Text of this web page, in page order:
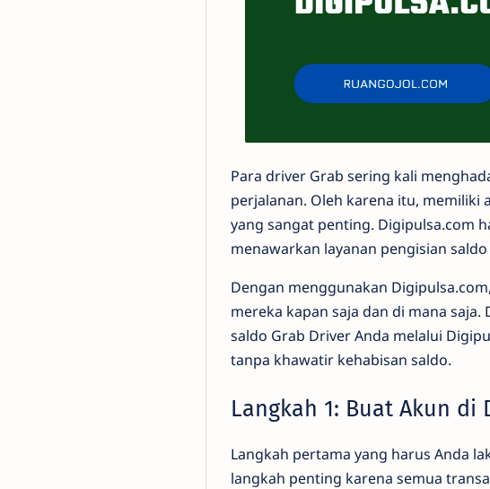
Para driver Grab sering kali
perjalanan. Oleh karena itu, memiliki
yang sangat penting. Digipulsa.com
menawarkan layanan pengisian
Dengan menggunakan
mereka kapan saja dan di mana
saldo Grab Driver Anda melalui
tanpa khawatir kehabisan saldo.
Langkah 1: Buat Akun di
Langkah pertama yang harus Anda
langkah penting karena semua